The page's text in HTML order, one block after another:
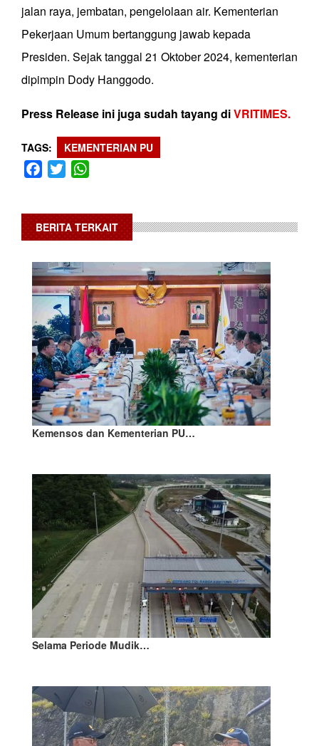
jalan raya, jembatan, pengelolaan air. Kementerian
Pekerjaan Umum bertanggung jawab kepada
Presiden. Sejak tanggal 21 Oktober 2024, kementerian
dipimpin Dody Hanggodo.
Press Release ini juga sudah tayang diVRITIMES.
TAGS KEMENTERIAN PU
Facebook
Twitter
BERITA TERKAIT
Kemensos dan Kementerian PU…
Selama Periode Mudik…